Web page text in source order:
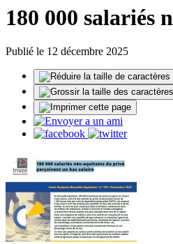
180 000 salariés
Publié le 12 décembre 2025